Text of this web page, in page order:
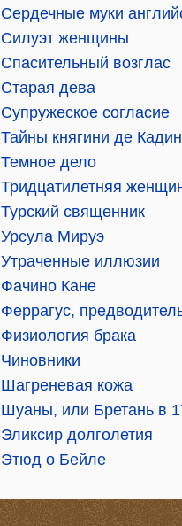
Сердечные муки
Силуэт женщины
Спасительный возглас
Старая дева
Супружеское согласие
Тайны княгини де
Темное дело
Тридцатилетняя
Турский священник
Урсула Мируэ
Утраченные иллюзии
Фачино Кане
Феррагус,
Физиология брака
Чиновники
Шагреневая кожа
Шуаны, или Бретань в
Эликсир долголетия
Этюд о Бейле